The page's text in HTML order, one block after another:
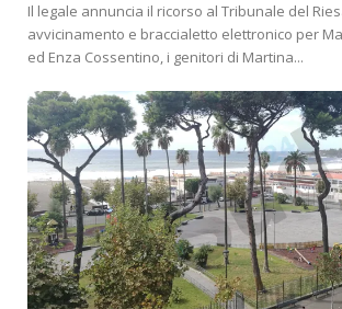
Il legale annuncia il ricorso al Tribunale del
avvicinamento e braccialetto elettronico per
ed Enza Cossentino, i genitori di Martina...